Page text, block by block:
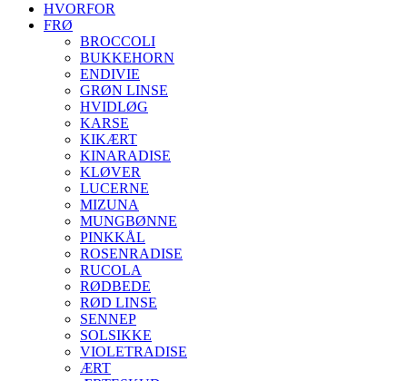
HVORFOR
FRØ
BROCCOLI
BUKKEHORN
ENDIVIE
GRØN LINSE
HVIDLØG
KARSE
KIKÆRT
KINARADISE
KLØVER
LUCERNE
MIZUNA
MUNGBØNNE
PINKKÅL
ROSENRADISE
RUCOLA
RØDBEDE
RØD LINSE
SENNEP
SOLSIKKE
VIOLETRADISE
ÆRT